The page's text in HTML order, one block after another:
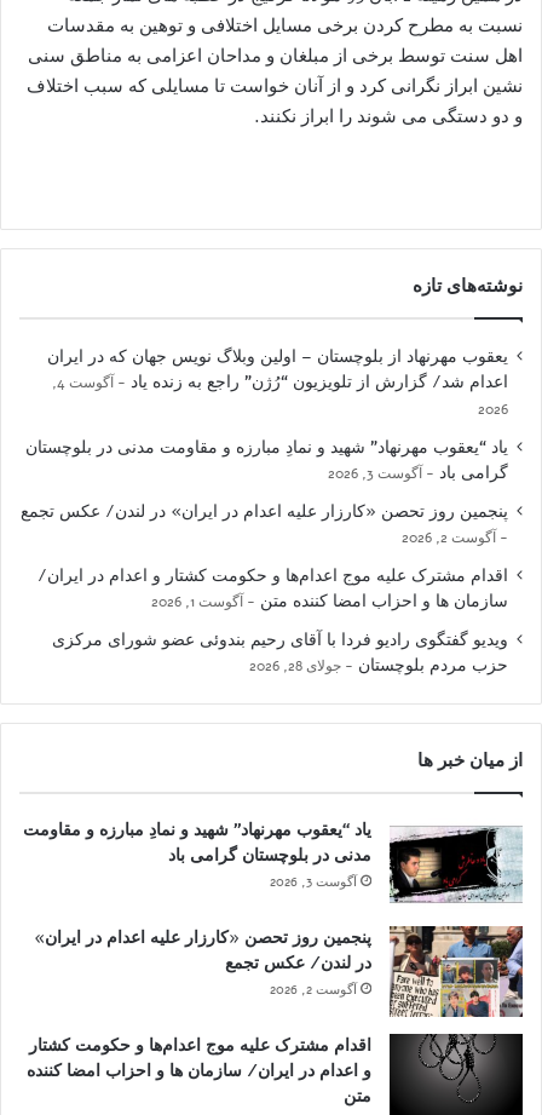
نسبت به مطرح کردن برخی مسایل اختلافی و توهین به مقدسات
اهل سنت توسط برخی از مبلغان و مداحان اعزامی به مناطق سنی
نشین ابراز نگرانی کرد و از آنان خواست تا مسایلی که سبب اختلاف
و دو دستگی می شوند را ابراز نکنند.
نوشته‌های تازه
یعقوب مهرنهاد از بلوچستان – اولین وبلاگ نویس جهان که در ایران
اعدام شد/ گزارش از تلویزیون “رُژن” راجع به زنده یاد
آگوست 4,
2026
یاد “یعقوب مهرنهاد” شهید و نمادِ مبارزه و مقاومت مدنی در بلوچستان
گرامی باد
آگوست 3, 2026
پنجمین روز تحصن «کارزار علیه اعدام در ایران» در لندن/ عکس تجمع
آگوست 2, 2026
اقدام مشترک علیه موج اعدام‌ها و حکومت کشتار و اعدام در ایران/
سازمان ها و احزاب امضا کننده متن
آگوست 1, 2026
ویدیو گفتگوی رادیو فردا با آقای رحیم بندوئی عضو شورای مرکزی
حزب مردم بلوچستان
جولای 28, 2026
از میان خبر ها
یاد “یعقوب مهرنهاد” شهید و نمادِ مبارزه و مقاومت
مدنی در بلوچستان گرامی باد
آگوست 3, 2026
پنجمین روز تحصن «کارزار علیه اعدام در ایران»
در لندن/ عکس تجمع
آگوست 2, 2026
اقدام مشترک علیه موج اعدام‌ها و حکومت کشتار
و اعدام در ایران/ سازمان ها و احزاب امضا کننده
متن